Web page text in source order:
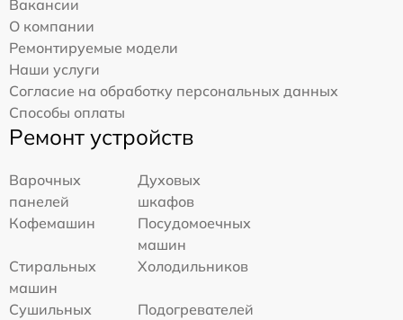
Вакансии
О компании
Ремонтируемые модели
Наши услуги
Согласие на обработку персональных данных
Способы оплаты
Ремонт устройств
Варочных
панелей
Духовых
шкафов
Кофемашин
Посудомоечных
машин
Стиральных
машин
Холодильников
Сушильных
Подогревателей